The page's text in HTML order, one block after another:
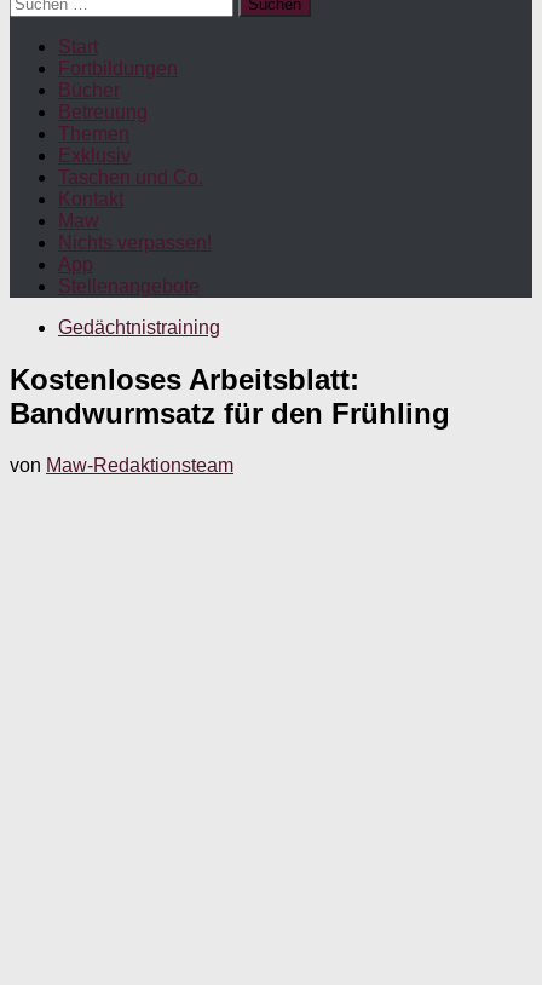
nach:
Start
Fortbildungen
Bücher
Betreuung
Themen
Exklusiv
Taschen und Co.
Kontakt
Maw
Nichts verpassen!
App
Stellenangebote
Gedächtnistraining
Kostenloses Arbeitsblatt:
Bandwurmsatz für den Frühling
von Maw-Redaktionsteam